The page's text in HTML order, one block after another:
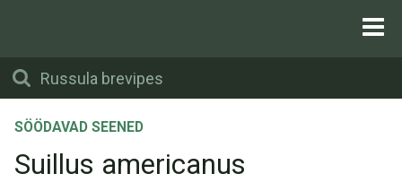
SÖÖDAVAD SEENED
Suillus americanus